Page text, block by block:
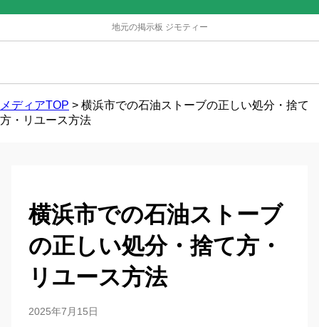
地元の掲示板 ジモティー
メディアTOP > 横浜市での石油ストーブの正しい処分・捨て
方・リユース方法
横浜市での石油ストーブ
の正しい処分・捨て方・
リユース方法
2025年7月15日